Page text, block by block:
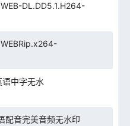
DL.DD5.1.H264-
中字无水
配音完美音频无水印